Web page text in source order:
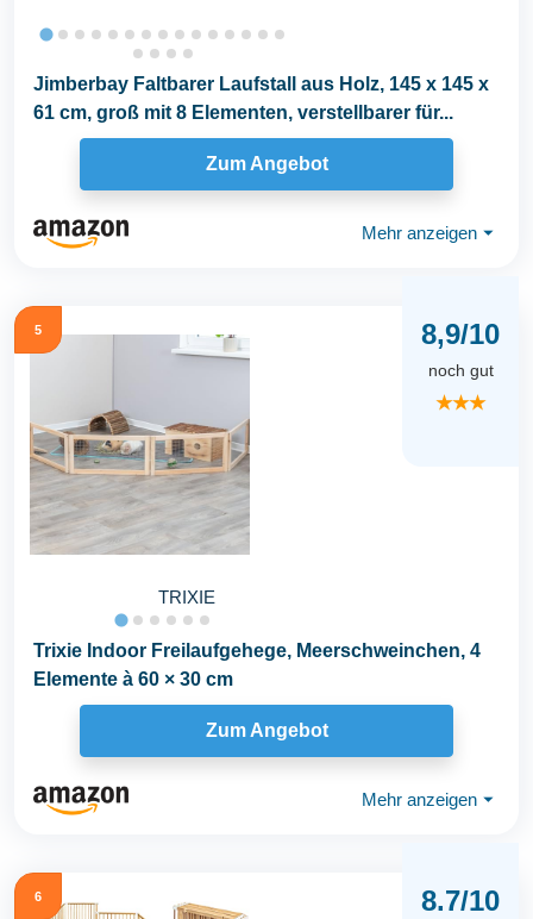
Jimberbay Faltbarer Laufstall aus Holz, 145 x 145 x
61 cm, groß mit 8 Elementen, verstellbarer für...
Zum Angebot
Mehr anzeigen ⏷
5
TRIXIE
8,9/10
noch gut
★★★
Trixie Indoor Freilaufgehege, Meerschweinchen, 4
Elemente à 60 × 30 cm
Zum Angebot
Mehr anzeigen ⏷
6 8.7/10